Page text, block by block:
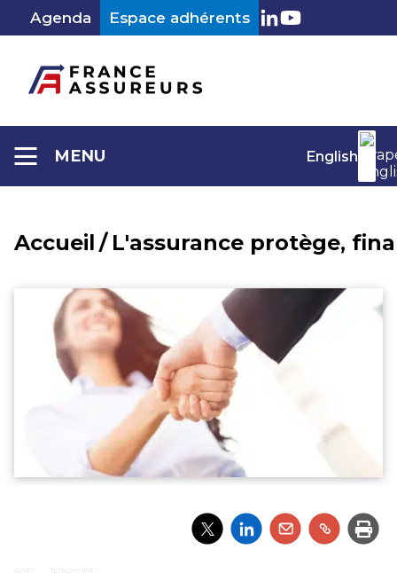
contenu
Agenda Espace adhérents LinkedIn
Youtube
MENU English
Accueil / L'assurance protège,
Partager
l'article
Partager
l'article
Partager
l'article
Partager
l'article